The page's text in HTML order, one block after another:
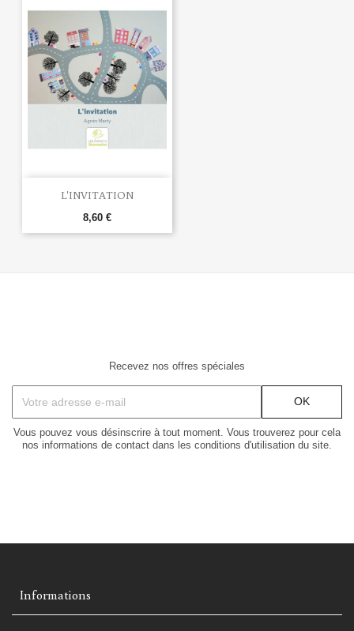
L'INVITATION
8,60 €
Recevez nos offres spéciales
Vous pouvez vous désinscrire à tout moment. Vous trouverez pour cela
nos informations de contact dans les conditions d'utilisation du site.
Informations